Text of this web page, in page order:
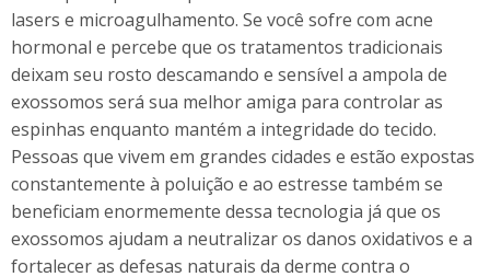
lasers e microagulhamento. Se você sofre com acne
hormonal e percebe que os tratamentos tradicionais
deixam seu rosto descamando e sensível a ampola de
exossomos será sua melhor amiga para controlar as
espinhas enquanto mantém a integridade do tecido.
Pessoas que vivem em grandes cidades e estão expostas
constantemente à poluição e ao estresse também se
beneficiam enormemente dessa tecnologia já que os
exossomos ajudam a neutralizar os danos oxidativos e a
fortalecer as defesas naturais da derme contra o